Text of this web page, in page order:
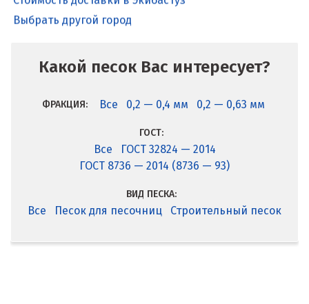
Выбрать другой город
Какой песок Вас интересует?
ФРАКЦИЯ: Все 0,2 — 0,4 мм 0,2 — 0,63 мм
ГОСТ:
Все
ГОСТ 32824 — 2014
ГОСТ 8736 — 2014 (8736 — 93)
ВИД ПЕСКА:
Все Песок для песочниц Строительный песок